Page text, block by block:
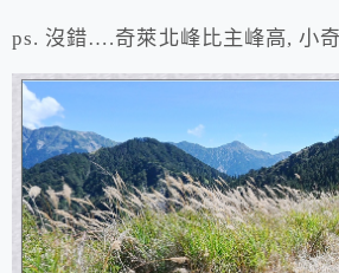
ps. 沒錯….奇萊北峰比主峰高, 小